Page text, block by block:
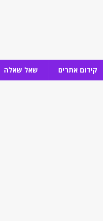
קידום אתרים שאל שאלה